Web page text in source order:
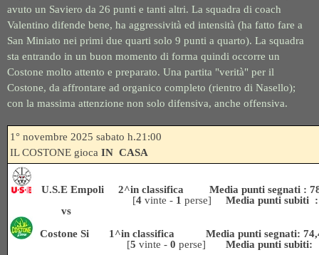
avuto un Saviero da 26 punti e tanti altri. La squadra di coach
Valentino difende bene, ha aggressività ed intensità (ha fatto fare a
San Miniato nei primi due quarti solo 9 punti a quarto). La squadra
sta entrando in un buon momento di forma quindi occorre un
Costone molto attento e preparato. Una partita "verità" per il
Costone, da affrontare ad organico completo (rientro di Nasello);
con la massima attenzione non solo difensiva, anche offensiva.
1° novembre 2025 sabato h.21:00
IL COSTONE gioca IN CASA
U.S.E Empoli 2^in classifica Media punti segnati :
[4 vinte - 1 perse]
Media punti subiti
vs
Costone Si 1^in classifica Media punti segnati:
[5 vinte - 0 perse] Media punti